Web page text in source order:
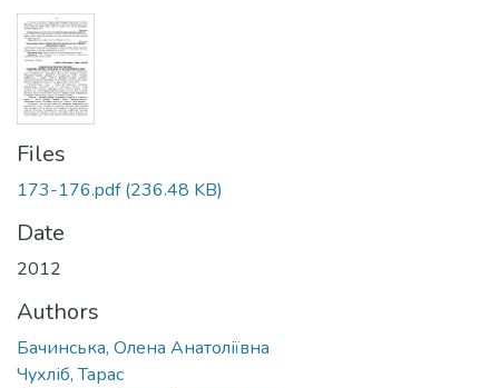
Files
173-176.pdf(236.48 KB)
Date
2012
Authors
Бачинська, Олена Анатоліївна
Чухліб, Тарас